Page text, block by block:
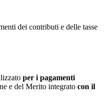
dei contributi e delle tasse
per i pagamenti
e del Merito integrato con il